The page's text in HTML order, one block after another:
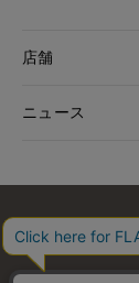
店舗
ニュース